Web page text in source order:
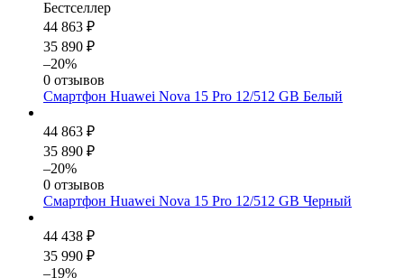
Бестселлер
44 863 ₽
35 890 ₽
–20%
0 отзывов
Смартфон Huawei Nova 15 Pro 12/512 GB Белый
44 863 ₽
35 890 ₽
–20%
0 отзывов
Смартфон Huawei Nova 15 Pro 12/512 GB Черный
44 438 ₽
35 990 ₽
–19%